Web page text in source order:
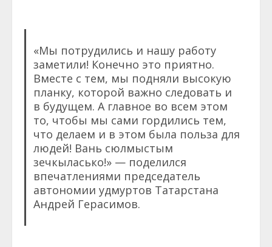
«Мы потрудились и нашу работу
заметили! Конечно это приятно.
Вместе с тем, мы подняли высокую
планку, которой важно следовать и
в будущем. А главное во всем этом
то, чтобы мы сами гордились тем,
что делаем и в этом была польза для
людей! Вань сюлмыстым
зечкыласько!» — поделился
впечатлениями председатель
автономии удмуртов Татарстана
Андрей Герасимов.